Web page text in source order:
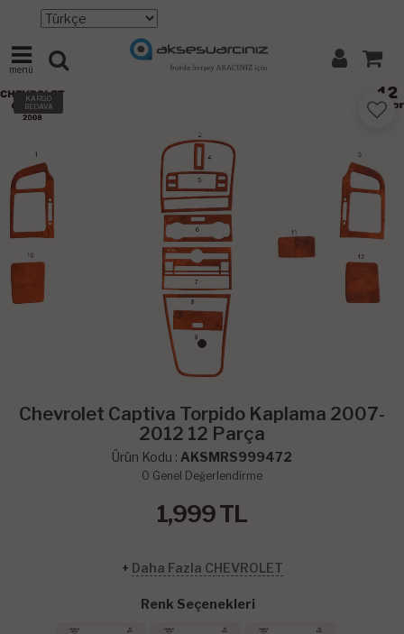
menü
KARGO
BEDAVA
Chevrolet Captiva Torpido Kaplama 2007-
2012 12 Parça
Ürün Kodu : AKSMRS999472
0 Genel Değerlendirme
1,999TL
+ Daha Fazla CHEVROLET
Renk Seçenekleri